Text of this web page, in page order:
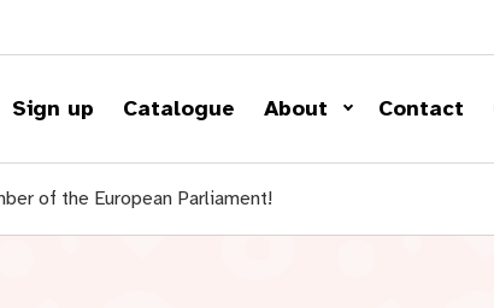
Sign up Catalogue About Contact
of the European Parliament!